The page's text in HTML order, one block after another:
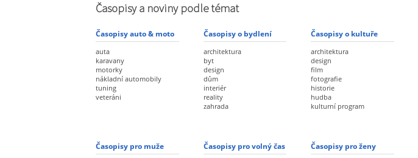
Časopisy a noviny podle témat
Časopisy auto & moto
auta
karavany
motorky
nákladní automobily
tuning
veteráni
Časopisy o bydlení
architektura
byt
design
dům
interiér
reality
zahrada
Časopisy o kultuře
architektura
design
film
fotografie
historie
hudba
kulturní program
Časopisy pro muže Časopisy pro volný čas Časopisy pro ženy